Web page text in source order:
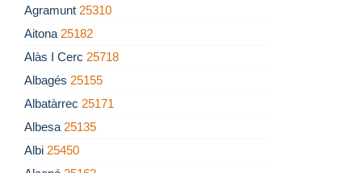
Agramunt 25310
Aitona 25182
Alàs I Cerc 25718
Albagés 25155
Albatàrrec 25171
Albesa 25135
Albi 25450